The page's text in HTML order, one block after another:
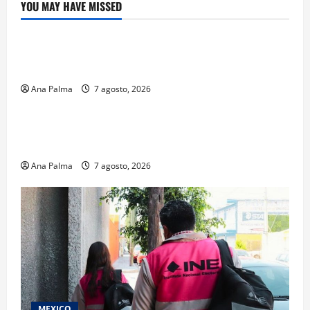
YOU MAY HAVE MISSED
Crítica de Cine
Ana Palma 7 agosto, 2026
Educación
Ana Palma 7 agosto, 2026